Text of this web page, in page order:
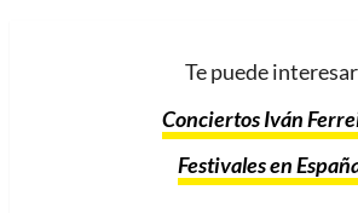
Te puede interesar
Conciertos Iván
Festivales en